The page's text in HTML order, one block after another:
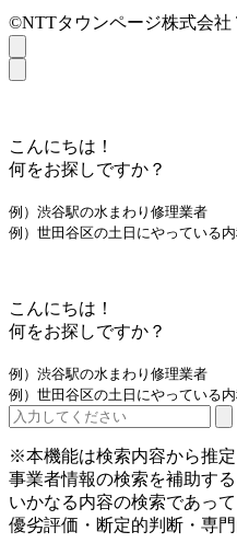
©NTTタウンページ株式会社
こんにちは！
何をお探しですか？
例）渋谷駅の水まわり修理業者
例）世田谷区の土日にやっている
こんにちは！
何をお探しですか？
例）渋谷駅の水まわり修理業者
例）世田谷区の土日にやっている
※本機能は検索内容から推定
事業者情報の検索を補助する
いかなる内容の検索であっ
優劣評価・断定的判断・専